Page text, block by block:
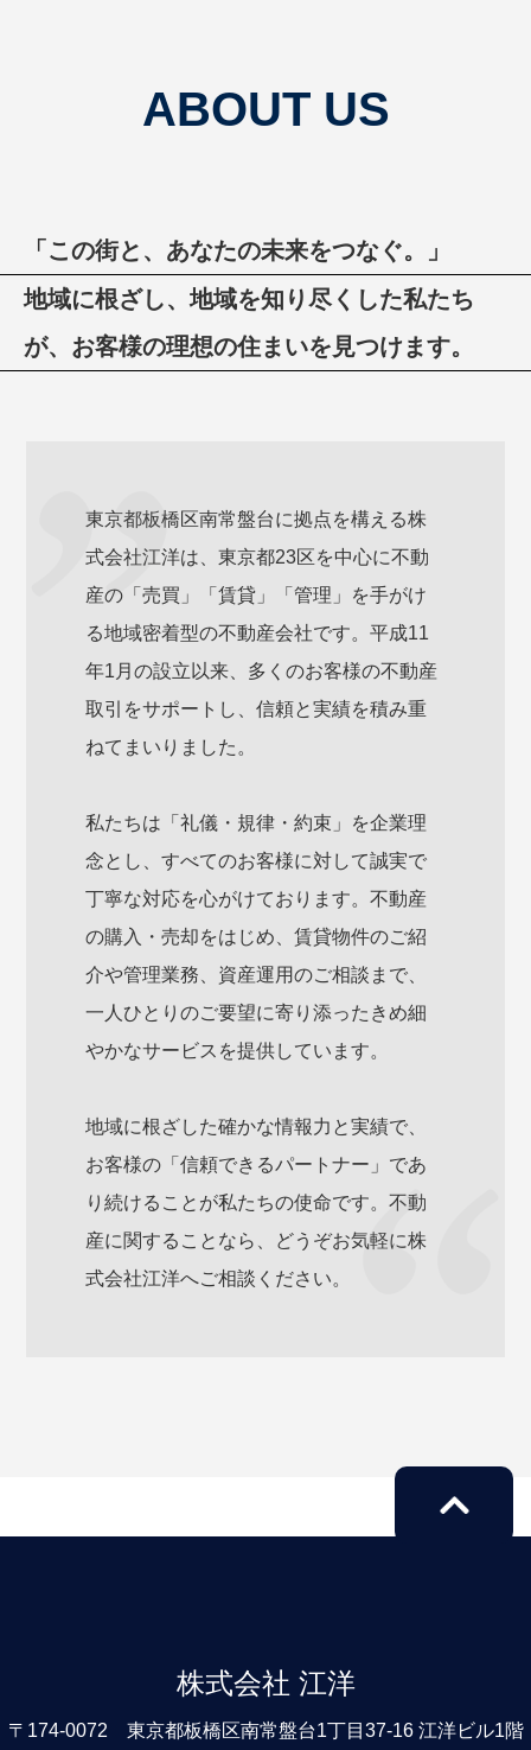
ABOUT US
「この街と、あなたの未来をつなぐ。」
地域に根ざし、地域を知り尽くした私たち
が、お客様の理想の住まいを見つけます。
東京都板橋区南常盤台に拠点を構える株
式会社江洋は、東京都23区を中心に不動
産の「売買」「賃貸」「管理」を手がけ
る地域密着型の不動産会社です。平成11
年1月の設立以来、多くのお客様の不動産
取引をサポートし、信頼と実績を積み重
ねてまいりました。
私たちは「礼儀・規律・約束」を企業理
念とし、すべてのお客様に対して誠実で
丁寧な対応を心がけております。不動産
の購入・売却をはじめ、賃貸物件のご紹
介や管理業務、資産運用のご相談まで、
一人ひとりのご要望に寄り添ったきめ細
やかなサービスを提供しています。
地域に根ざした確かな情報力と実績で、
お客様の「信頼できるパートナー」であ
り続けることが私たちの使命です。不動
産に関することなら、どうぞお気軽に株
式会社江洋へご相談ください。
株式会社 江洋
〒174-0072 東京都板橋区南常盤台1丁目37-16 江洋ビル1階